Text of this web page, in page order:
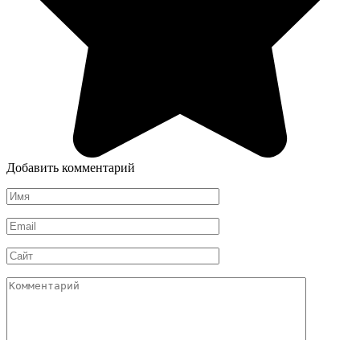
Добавить комментарий
Имя
*
Email
*
Сайт
Комментарий